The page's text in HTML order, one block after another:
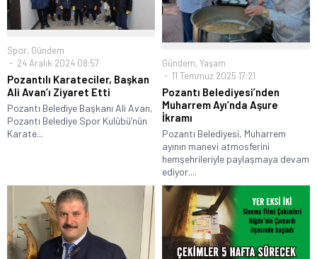
Spor, Gündem
24 Aralık 2024 08:57
Pozantılı Karateciler, Başkan
Ali Avan’ı Ziyaret Etti
Pozantı Belediye Başkanı Ali Avan,
Pozantı Belediye Spor Kulübü’nün
Karate...
Gündem, Yaşam
11 Temmuz 2025 17:21
Pozantı Belediyesi’nden
Muharrem Ayı’nda Aşure
İkramı
Pozantı Belediyesi, Muharrem
ayının manevi atmosferini
hemşehrileriyle paylaşmaya devam
ediyor....